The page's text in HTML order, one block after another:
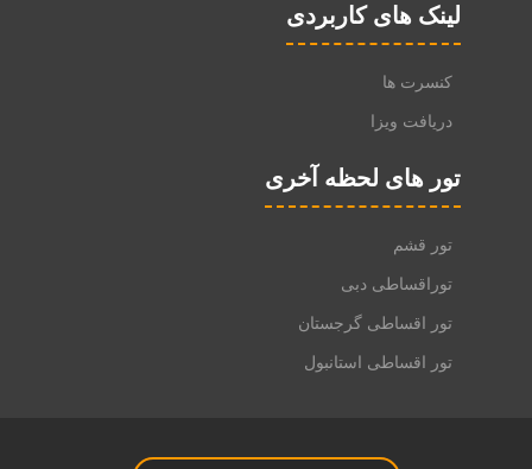
لینک های کاربردی
کنسرت ها
دریافت ویزا
تور های لحظه آخری
تور قشم
توراقساطی دبی
تور اقساطی گرجستان
تور اقساطی استانبول